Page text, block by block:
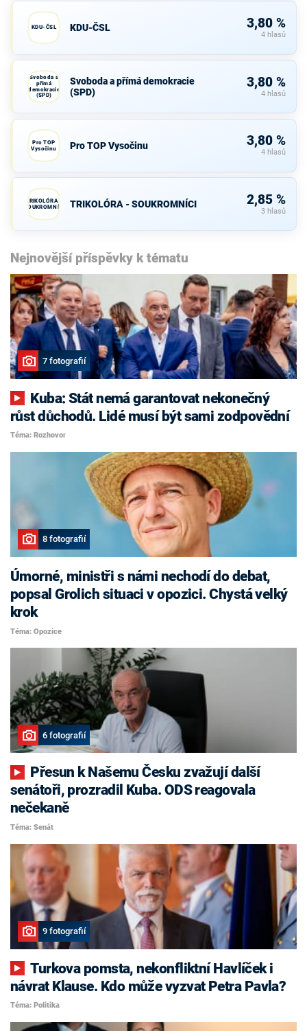
KDU-ČSL KDU-ČSL 3,80 %
4 hlasů
Svoboda a
přímá
demokracie
(SPD)
Svoboda a přímá demokracie
(SPD)
3,80 %
4 hlasů
Pro TOP
Vysočinu
Pro TOP Vysočinu 3,80 %
4 hlasů
TRIKOLÓRA -
SOUKROMNÍCI
TRIKOLÓRA - SOUKROMNÍCI 2,85 %
3 hlasů
Nejnovější příspěvky k tématu
7 fotografií
růst důchodů. Lidé musí být sami zodpovědní
Téma: Rozhovor
8 fotografií
Úmorné, ministři s námi nechodí do debat,
popsal Grolich situaci v opozici. Chystá velký
krok
Téma: Opozice
6 fotografií
senátoři, prozradil Kuba. ODS reagovala
nečekaně
Téma: Senát
9 fotografií
Turkova pomsta, nekonfliktní Havlíček i
návrat Klause. Kdo může vyzvat Petra Pavla?
Téma: Politika